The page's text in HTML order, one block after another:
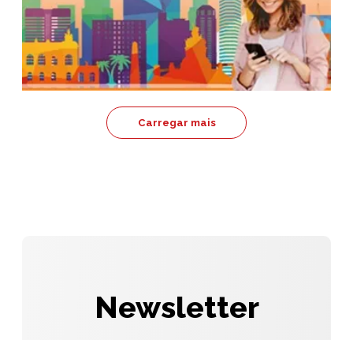
Carregar mais
Newsletter